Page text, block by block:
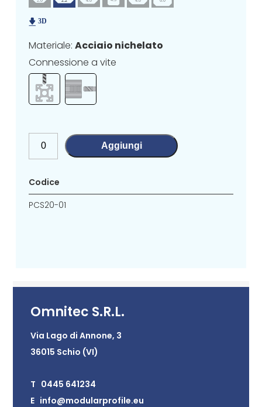
Materiale:Acciaio nichelato
Connessione a vite
Aggiungi
Codice
PCS20-01
Omnitec S.R.L.
Via Lago di Annone, 3
36015 Schio (VI)
T 0445 641234
E info@modularprofile.eu